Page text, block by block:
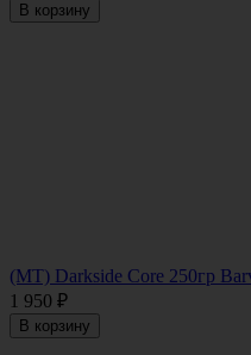
В корзину
(MT) Darkside Core 250гр
1 950 ₽
В корзину